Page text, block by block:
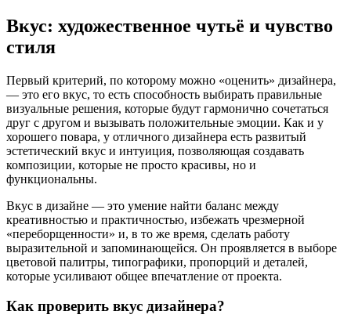
Вкус: художественное чутьё и чувство
стиля
Первый критерий, по которому можно «оценить» дизайнера,
— это его вкус, то есть способность выбирать правильные
визуальные решения, которые будут гармонично сочетаться
друг с другом и вызывать положительные эмоции. Как и у
хорошего повара, у отличного дизайнера есть развитый
эстетический вкус и интуиция, позволяющая создавать
композиции, которые не просто красивы, но и
функциональны.
Вкус в дизайне — это умение найти баланс между
креативностью и практичностью, избежать чрезмерной
«переборщенности» и, в то же время, сделать работу
выразительной и запоминающейся. Он проявляется в выборе
цветовой палитры, типографики, пропорций и деталей,
которые усиливают общее впечатление от проекта.
Как проверить вкус дизайнера?